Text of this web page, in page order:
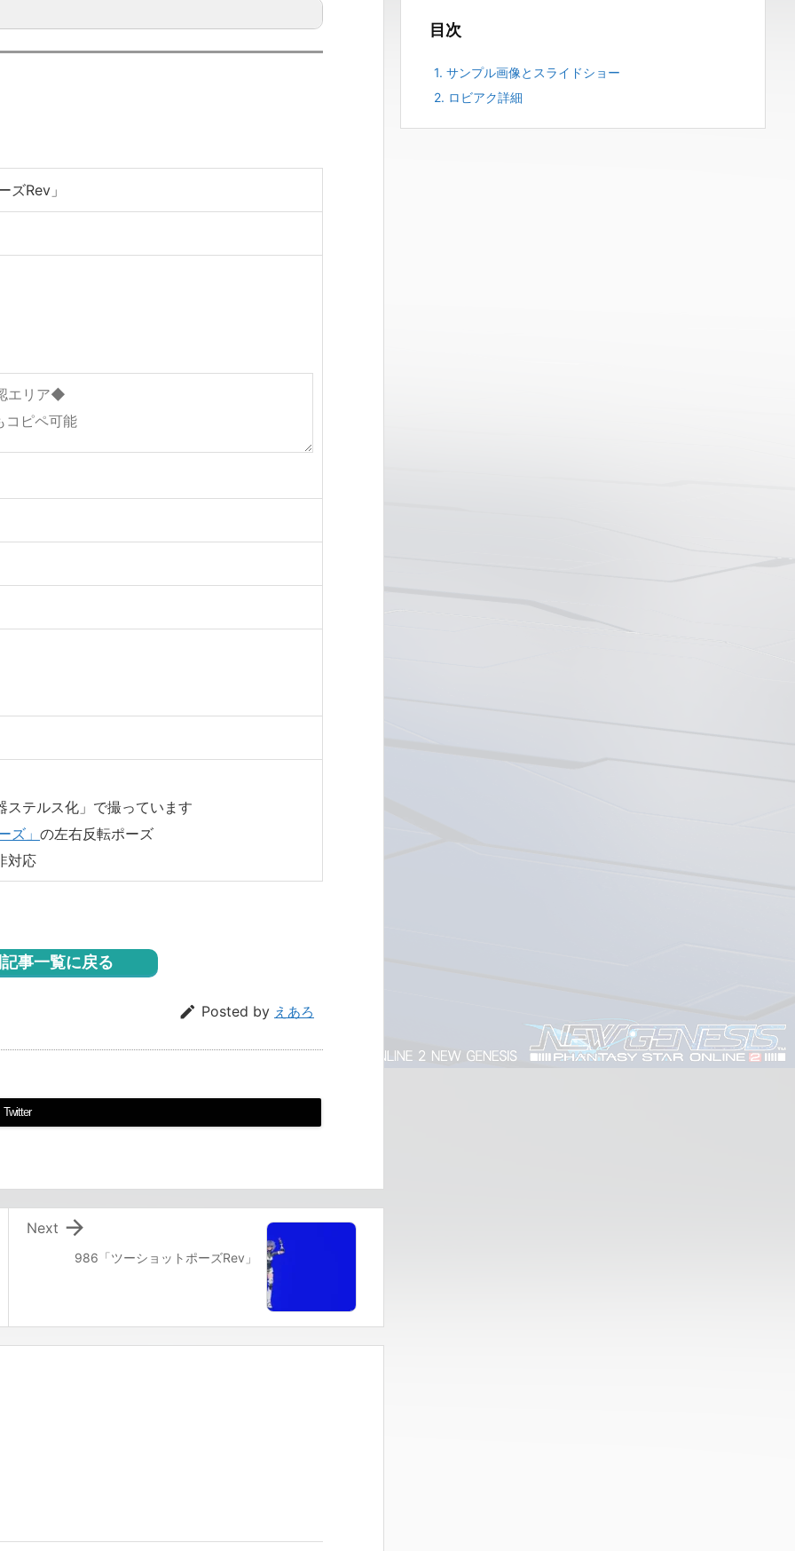
ズRev」
ステルス化」で撮っています
ズ」 の左右反転ポーズ
対応
事一覧に戻る
 Posted by えあろ
Twitter
986「ツーショットポーズRev」

Next
目次
1. サンプル画像とスライドショー
2. ロビアク詳細